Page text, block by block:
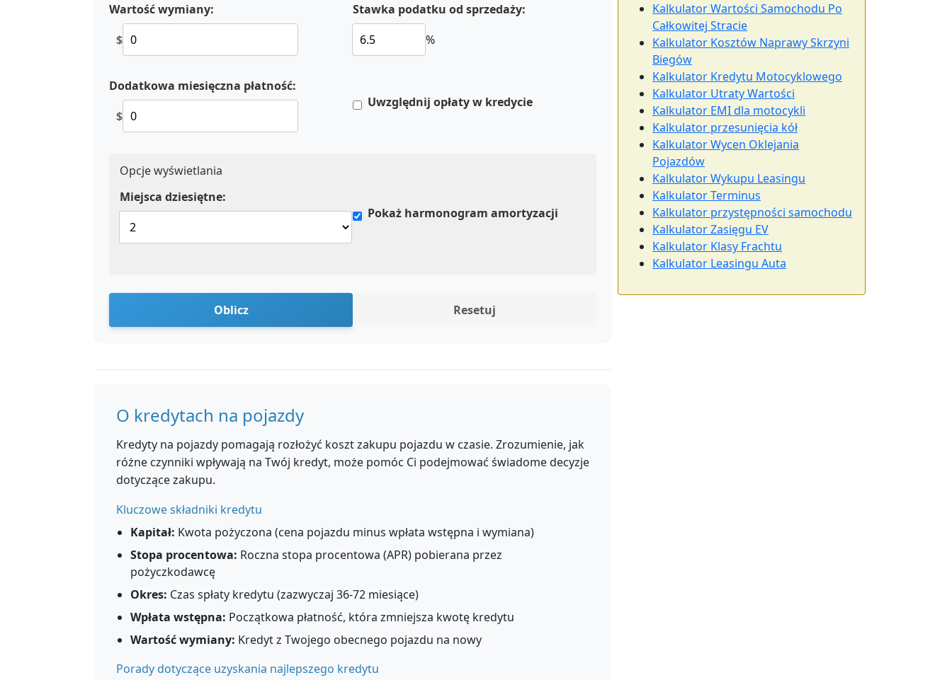
Wartość wymiany:
$
Stawka podatku od sprzedaży:
%
Dodatkowa miesięczna płatność:
$
Uwzględnij opłaty w kredycie
Opcje wyświetlania
Miejsca dziesiętne:
Pokaż harmonogram amortyzacji
Oblicz Resetuj
O kredytach na pojazdy
Kredyty na pojazdy pomagają rozłożyć koszt zakupu pojazdu w czasie. Zrozumienie, jak
różne czynniki wpływają na Twój kredyt, może pomóc Ci podejmować świadome decyzje
dotyczące zakupu.
Kluczowe składniki kredytu
Kapitał: Kwota pożyczona (cena pojazdu minus wpłata wstępna i wymiana)
Stopa procentowa: Roczna stopa procentowa (APR) pobierana przez
pożyczkodawcę
Okres: Czas spłaty kredytu (zazwyczaj 36-72 miesiące)
Wpłata wstępna: Początkowa płatność, która zmniejsza kwotę kredytu
Wartość wymiany: Kredyt z Twojego obecnego pojazdu na nowy
Porady dotyczące uzyskania najlepszego kredytu
Kalkulator Wartości Samochodu Po
Całkowitej Stracie
Kalkulator Kosztów Naprawy Skrzyni
Biegów
Kalkulator Kredytu Motocyklowego
Kalkulator Utraty Wartości
Kalkulator EMI dla motocykli
Kalkulator przesunięcia kół
Kalkulator Wycen Oklejania
Pojazdów
Kalkulator Wykupu Leasingu
Kalkulator Terminus
Kalkulator przystępności samochodu
Kalkulator Zasięgu EV
Kalkulator Klasy Frachtu
Kalkulator Leasingu Auta